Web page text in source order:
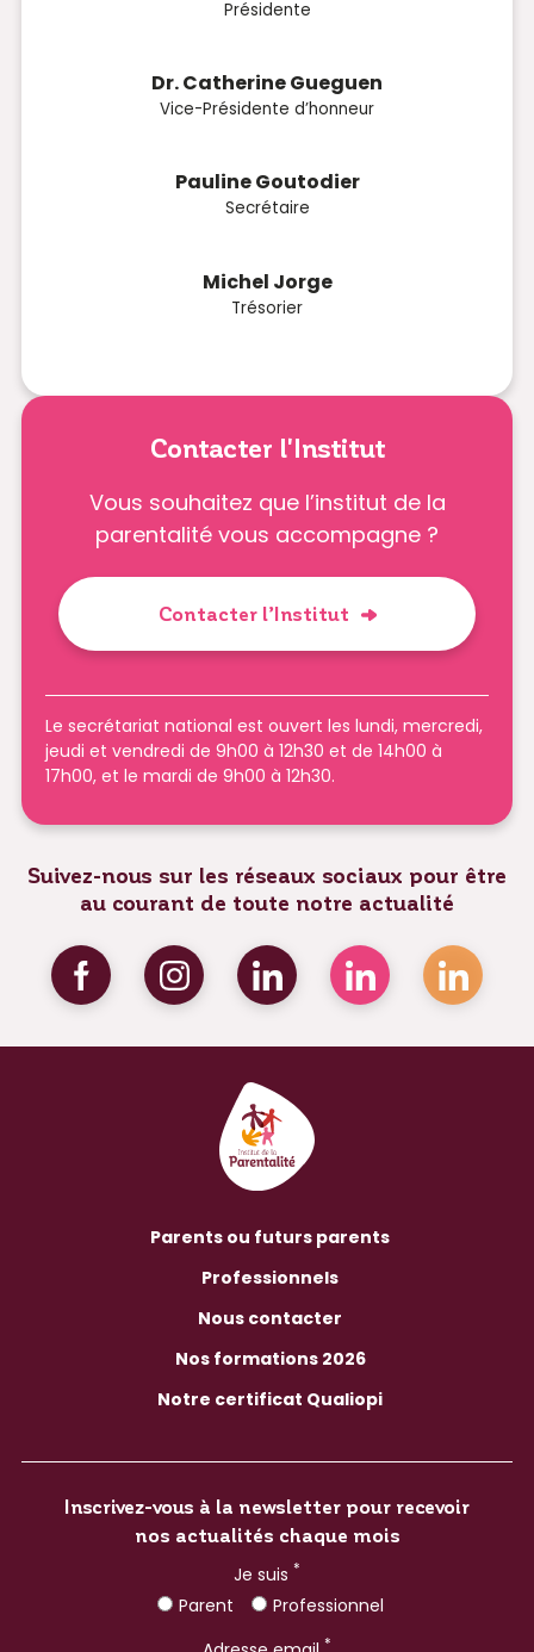
Présidente
Dr. Catherine Gueguen
Vice-Présidente d’honneur
Pauline Goutodier
Secrétaire
Michel Jorge
Trésorier
Contacter l'Institut
Vous souhaitez que l’institut de la
parentalité vous accompagne ?
Contacter l’Institut
Le secrétariat national est ouvert les lundi, mercredi,
jeudi et vendredi de 9h00 à 12h30 et de 14h00 à
17h00, et le mardi de 9h00 à 12h30.
Suivez-nous sur les réseaux sociaux pour être
au courant de toute notre actualité
Parents ou futurs parents
Professionnels
Nous contacter
Nos formations 2026
Notre certificat Qualiopi
Inscrivez-vous à la newsletter pour recevoir
nos actualités chaque mois
Je suis *
Parent
Professionnel
*